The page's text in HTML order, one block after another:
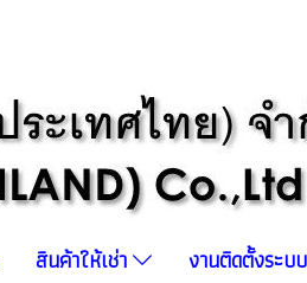
สินค้าให้เช่า งานติดตั้งระบ